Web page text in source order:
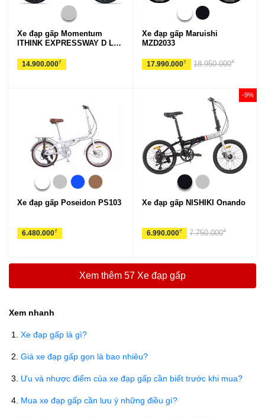
Xe đạp gấp Momentum
ITHINK EXPRESSWAY D LTD
14.900.000₫
Xe đạp gấp Maruishi
MZD2033
17.990.000₫ 18.950.000₫
Xe đạp gấp Poseidon PS103
6.480.000₫
Xe đạp gấp NISHIKI Onando
6.990.000₫
-9%
7.750.000₫
Xem thêm 57 Xe đạp gấp
Xem nhanh
Xe đạp gấp là gì?
Giá xe đạp gấp gọn là bao nhiêu?
Ưu và nhược điểm của xe đạp gấp cần biết trước khi mua?
Mua xe đạp gấp cần lưu ý những điều gì?